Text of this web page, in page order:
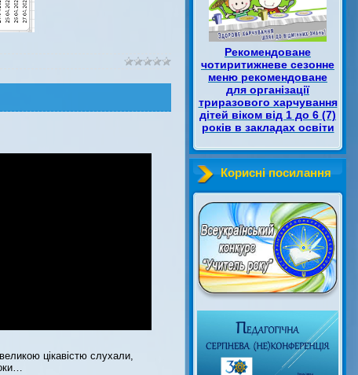
цікавістю слухали,
Рекомендоване
чотиритижневе сезонне
меню рекомендоване
для організації
триразового харчування
дітей віком від 1 до 6 (7)
років в закладах освіти
Корисні посилання